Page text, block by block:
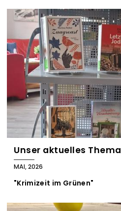
Unser aktuelles Thema
MAI, 2026
"Krimizeit im Grünen"